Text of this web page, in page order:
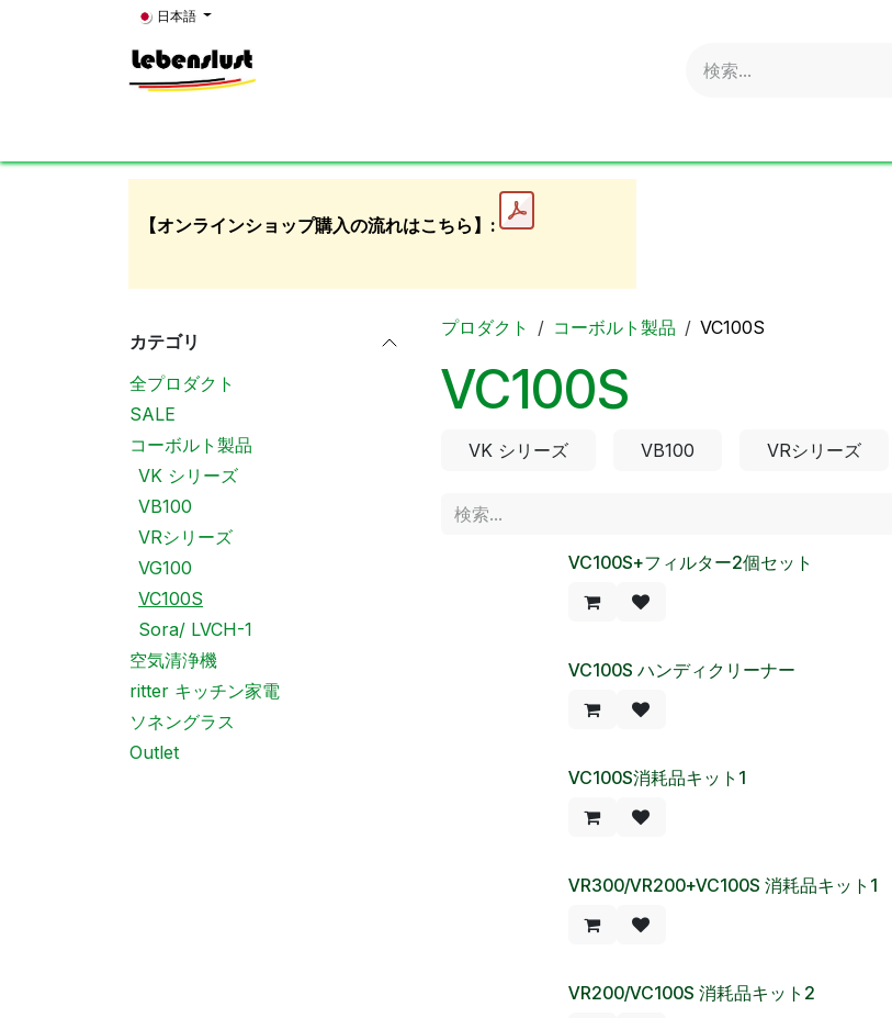
コンテンツへスキップ日本語
【オンラインショップ購入の流れはこちら】:
カテゴリ
全プロダクト
SALE
コーボルト製品
VK シリーズ
VB100
VRシリーズ
VG100
VC100S
Sora/ LVCH-1
空気清浄機
ritter キッチン家電
ソネングラス
Outlet
プロダクト コーボルト製品 VC100S
VC100S
VK シリーズ VB100 VRシリーズ
VC100S+フィルター2個セット
VC100S ハンディクリーナー
VC100S消耗品キット1
VR300/VR200+VC100S 消耗品キット1
VR200/VC100S 消耗品キット2